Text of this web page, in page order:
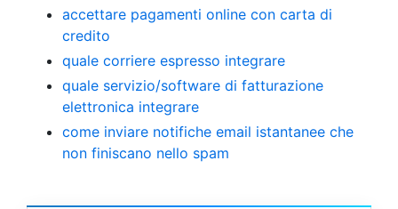
accettare pagamenti online con carta di
credito
quale corriere espresso integrare
quale servizio/software di fatturazione
elettronica integrare
come inviare notifiche email istantanee che
non finiscano nello spam